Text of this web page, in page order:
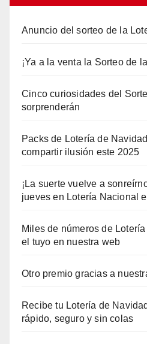
Anuncio del sorteo de la
¡Ya a la venta la Sorteo de
Cinco curiosidades del
sorprenderán
Packs de Lotería de
compartir ilusión este 2025
¡La suerte vuelve a
jueves en Lotería Nacional
Miles de números de
el tuyo en nuestra web
Otro premio gracias a
Recibe tu Lotería de
rápido, seguro y sin colas